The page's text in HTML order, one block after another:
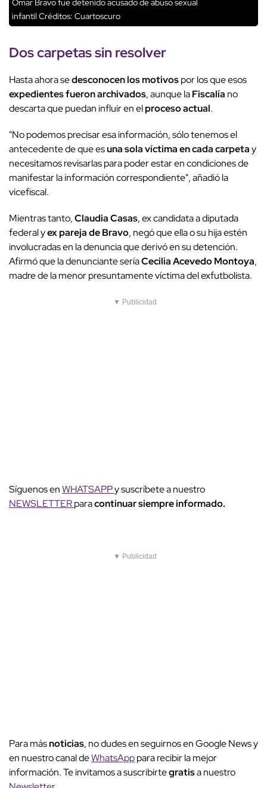
Omar Bravo fue detenido acusado de abuso sexual
infantil Créditos: Cuartoscuro
Dos carpetas sin resolver
Hasta ahora sedesconocen los motivospor los que esos
expedientes fueron archivados, aunque laFiscalía no
descarta que puedan influir en elproceso actual.
"No podemos precisar esa información, sólo tenemos el
antecedente de que esuna sola víctima en cada carpetay
necesitamos revisarlas para poder estar en condiciones de
manifestar la información correspondiente", añadió la
vicefiscal.
Mientras tanto,Claudia Casas, ex candidata a diputada
federal yex pareja de Bravo, negó que ella o su hija estén
involucradas en la denuncia que derivó en su detención.
Afirmó que la denunciante seríaCecilia Acevedo Montoya,
madre de la menor presuntamente víctima del exfutbolista.
▼ Publicidad
Síguenos enWHATSAPPy suscríbete a nuestro
NEWSLETTERparacontinuar siempre informado.
▼ Publicidad
Para másnoticias, no dudes en seguirnos en Google News y
en nuestro canal deWhatsApppara recibir la mejor
información. Te invitamos a suscribirtegratisa nuestro